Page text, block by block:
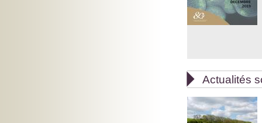
 Actualités